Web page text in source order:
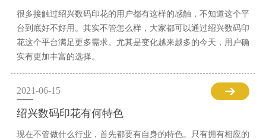
很多接触过绍兴数码印花的用户都有这样的感触，不知道这个平
台到底好不好用。其实不管怎么样，大家都可以通过绍兴数码印
花这个平台满足更多需求。尤其是变化越来越多的今天，用户确
实有更加丰富的选择。
2021-06-15
绍兴数码印花有何特色
现在不管做什么行业，首先都要有自身的特色。只有拥有相应的